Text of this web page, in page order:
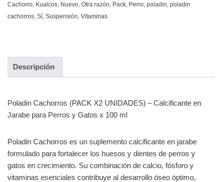
Cachorro, Kualcos, Nuevo, Otra razón, Pack, Perro, poladin, poladin
cachorros, Sí, Suspensión, Vitaminas
Descripción
Poladin Cachorros (PACK X2 UNIDADES) – Calcificante en
Jarabe para Perros y Gatos x 100 ml
Poladin Cachorros es un suplemento calcificante en jarabe
formulado para fortalecer los huesos y dientes de perros y
gatos en crecimiento. Su combinación de calcio, fósforo y
vitaminas esenciales contribuye al desarrollo óseo óptimo,